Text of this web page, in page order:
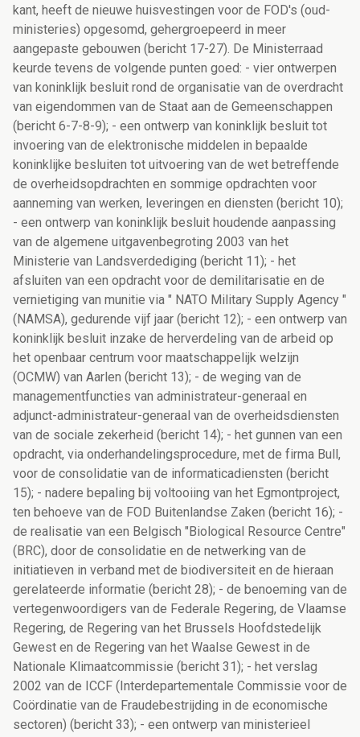
kant, heeft de nieuwe huisvestingen voor de FOD's (oud-
ministeries) opgesomd, gehergroepeerd in meer
aangepaste gebouwen (bericht 17-27). De Ministerraad
keurde tevens de volgende punten goed: - vier ontwerpen
van koninklijk besluit rond de organisatie van de overdracht
van eigendommen van de Staat aan de Gemeenschappen
(bericht 6-7-8-9); - een ontwerp van koninklijk besluit tot
invoering van de elektronische middelen in bepaalde
koninklijke besluiten tot uitvoering van de wet betreffende
de overheidsopdrachten en sommige opdrachten voor
aanneming van werken, leveringen en diensten (bericht 10);
- een ontwerp van koninklijk besluit houdende aanpassing
van de algemene uitgavenbegroting 2003 van het
Ministerie van Landsverdediging (bericht 11); - het
afsluiten van een opdracht voor de demilitarisatie en de
vernietiging van munitie via " NATO Military Supply Agency "
(NAMSA), gedurende vijf jaar (bericht 12); - een ontwerp van
koninklijk besluit inzake de herverdeling van de arbeid op
het openbaar centrum voor maatschappelijk welzijn
(OCMW) van Aarlen (bericht 13); - de weging van de
managementfuncties van administrateur-generaal en
adjunct-administrateur-generaal van de overheidsdiensten
van de sociale zekerheid (bericht 14); - het gunnen van een
opdracht, via onderhandelingsprocedure, met de firma Bull,
voor de consolidatie van de informaticadiensten (bericht
15); - nadere bepaling bij voltooiing van het Egmontproject,
ten behoeve van de FOD Buitenlandse Zaken (bericht 16); -
de realisatie van een Belgisch "Biological Resource Centre"
(BRC), door de consolidatie en de netwerking van de
initiatieven in verband met de biodiversiteit en de hieraan
gerelateerde informatie (bericht 28); - de benoeming van de
vertegenwoordigers van de Federale Regering, de Vlaamse
Regering, de Regering van het Brussels Hoofdstedelijk
Gewest en de Regering van het Waalse Gewest in de
Nationale Klimaatcommissie (bericht 31); - het verslag
2002 van de ICCF (Interdepartementale Commissie voor de
Coördinatie van de Fraudebestrijding in de economische
sectoren) (bericht 33); - een ontwerp van ministerieel